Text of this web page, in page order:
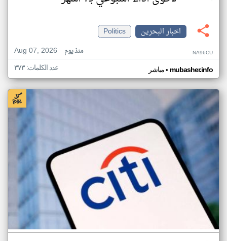
اخبار البحرين
Politics
Aug 07, 2026
منذ يوم NA96CU
مباشر• mubasher.info عدد الكلمات: ٣٧٣